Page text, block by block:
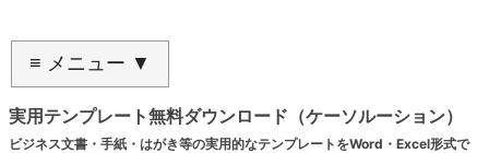
≡ メニュー ▼
実用テンプレート無料ダウンロード（ケーソルーション）
ビジネス文書・手紙・はがき等の実用的なテンプレートをWord・Excel形式で